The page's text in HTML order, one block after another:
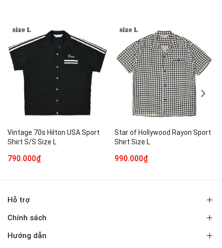
Vintage 70s Hilton USA Sport
Shirt S/S Size L
790.000₫
Star of Hollywood Rayon Sport
Shirt Size L
990.000₫
Hỗ trợ
Chính sách
Hướng dẫn